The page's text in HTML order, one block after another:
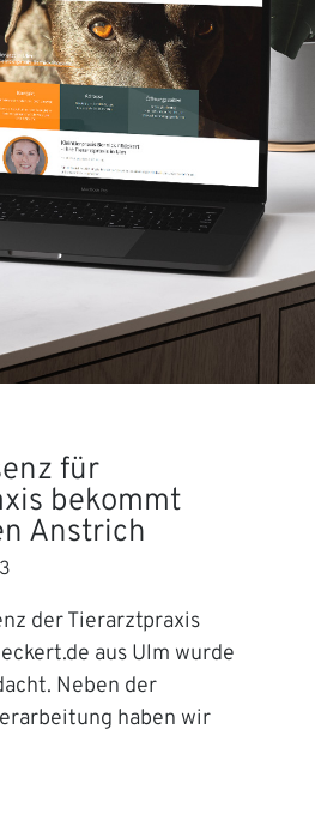
für
bekommt
Anstrich
der Tierarztpraxis
aus Ulm wurde
Neben der
haben wir